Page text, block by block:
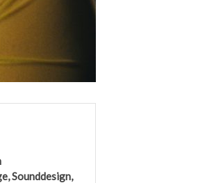
Sounddesign,